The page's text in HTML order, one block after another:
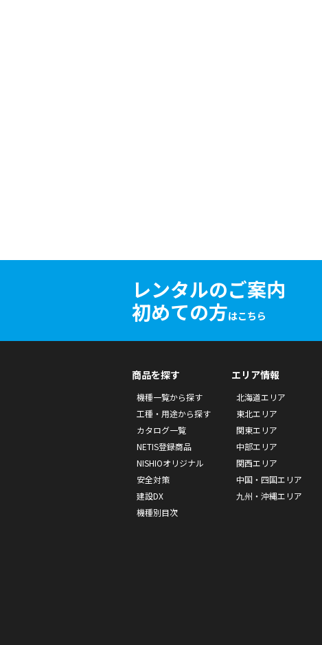
レンタルのご案内
初めての方はこちら
商品を探す
機種一覧から探す
工種・用途から探す
カタログ一覧
NETIS登録商品
NISHIOオリジナル
安全対策
建設DX
機種別目次
エリア情報
北海道エリア
東北エリア
関東エリア
中部エリア
関西エリア
中国・四国エリア
九州・沖縄エリア